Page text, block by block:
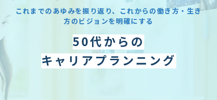
教育関係者向け
HRフェス／イベント情報
キャリアのこれから研究所
企業情報
これまでのあゆみを振り返り、これからの働き方・生き
方のビジョンを明確にする
50代からの
キャリアプランニング